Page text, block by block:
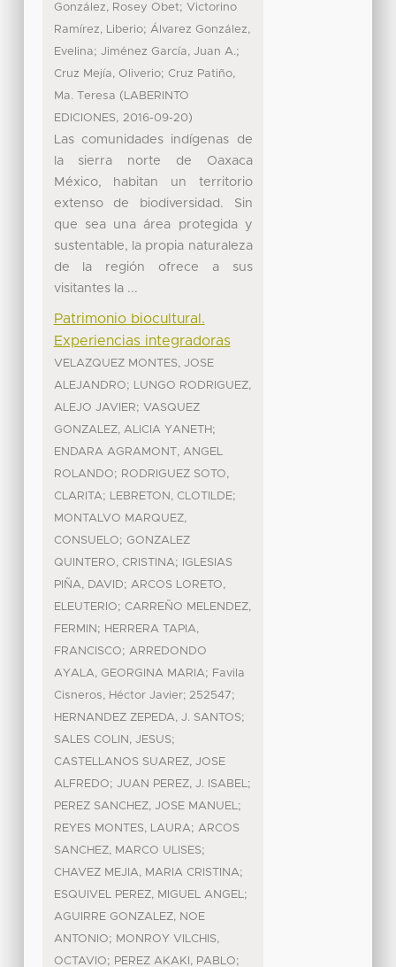
González, Rosey Obet; Victorino
Ramírez, Liberio; Álvarez González,
Evelina; Jiménez García, Juan A.;
Cruz Mejía, Oliverio; Cruz Patiño,
Ma. Teresa ( LABERINTO
EDICIONES, 2016-09-20)
Las comunidades indígenas de
la sierra norte de Oaxaca
México, habitan un territorio
extenso de biodiversidad. Sin
que sea una área protegida y
sustentable, la propia naturaleza
de la región ofrece a sus
visitantes la ...
Patrimonio biocultural.
Experiencias integradoras
VELAZQUEZ MONTES, JOSE
ALEJANDRO; LUNGO RODRIGUEZ,
ALEJO JAVIER; VASQUEZ
GONZALEZ, ALICIA YANETH;
ENDARA AGRAMONT, ANGEL
ROLANDO; RODRIGUEZ SOTO,
CLARITA; LEBRETON, CLOTILDE;
MONTALVO MARQUEZ,
CONSUELO; GONZALEZ
QUINTERO, CRISTINA;
IGLESIAS
PIÑA, DAVID; ARCOS LORETO,
ELEUTERIO; CARREÑO MELENDEZ,
FERMIN ; HERRERA TAPIA,
FRANCISCO; ARREDONDO
AYALA, GEORGINA MARIA; Favila
Cisneros, Héctor Javier; 252547;
HERNANDEZ ZEPEDA, J. SANTOS;
SALES COLIN, JESUS;
CASTELLANOS SUAREZ, JOSE
ALFREDO; JUAN PEREZ, J. ISABEL;
PEREZ SANCHEZ, JOSE MANUEL;
REYES MONTES, LAURA; ARCOS
SANCHEZ, MARCO ULISES;
CHAVEZ MEJIA, MARIA CRISTINA;
ESQUIVEL PEREZ, MIGUEL ANGEL;
AGUIRRE GONZALEZ, NOE
ANTONIO; MONROY VILCHIS,
OCTAVIO; PEREZ AKAKI, PABLO;